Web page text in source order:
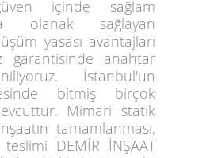
içinde sağlam
olanak sağlayan
yasası avantajları
garantisinde anahtar
İstanbul'un
bitmiş birçok
Mimari statik
tamamlanması,
DEMİR İNŞAAT